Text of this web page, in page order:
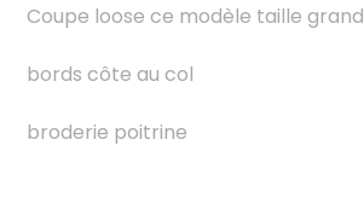
Coupe loose ce modèle taille grand
bords côte au col
broderie poitrine